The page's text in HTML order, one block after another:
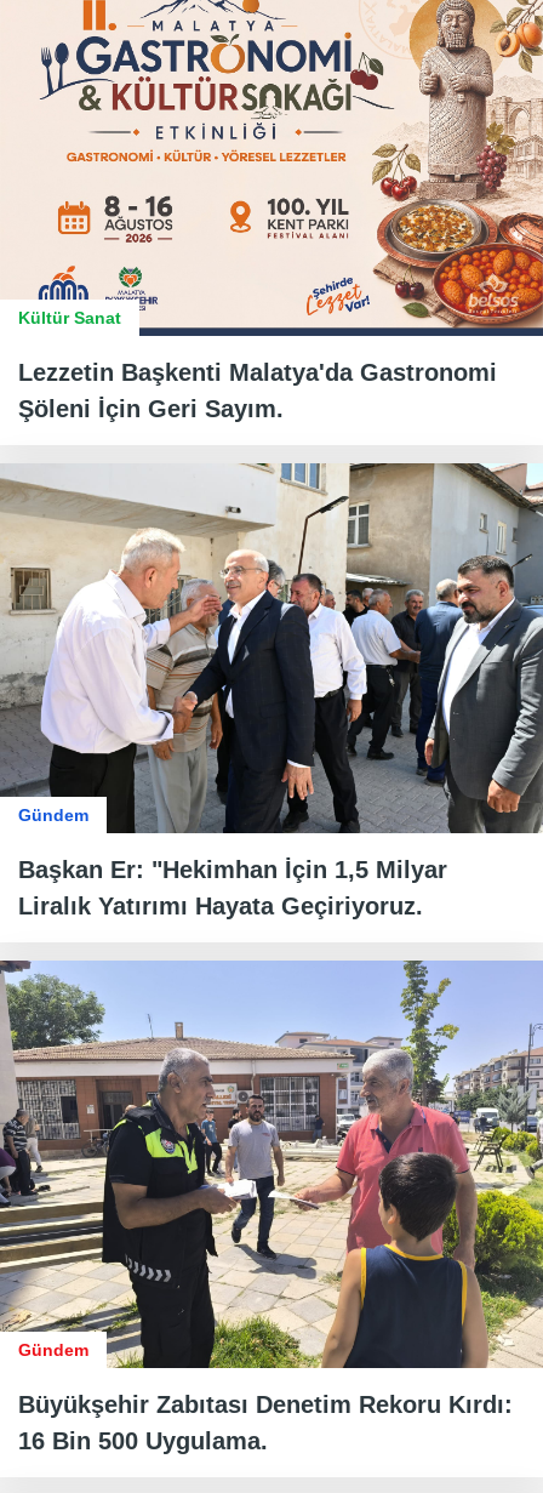
Kültür Sanat
Lezzetin Başkenti Malatya'da Gastronomi
Şöleni İçin Geri Sayım.
Gündem
Başkan Er: "Hekimhan İçin 1,5 Milyar
Liralık Yatırımı Hayata Geçiriyoruz.
Gündem
Büyükşehir Zabıtası Denetim Rekoru Kırdı:
16 Bin 500 Uygulama.